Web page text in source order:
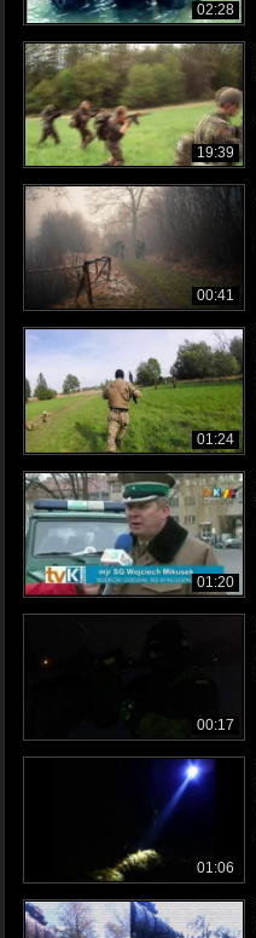
02:28
19:39
00:41
01:24
01:20
00:17
01:06